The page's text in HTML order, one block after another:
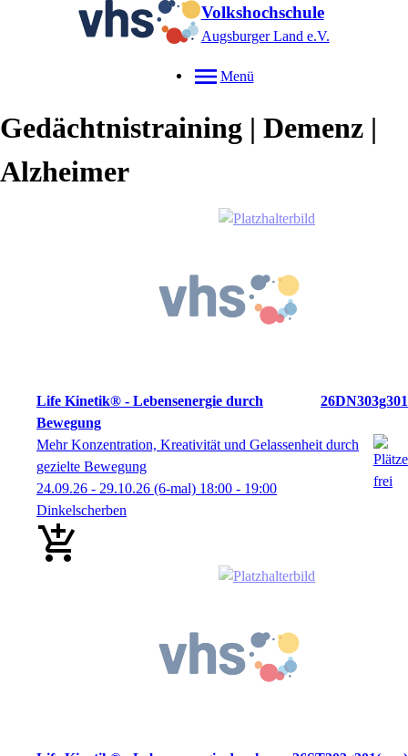
Volkshochschule
Augsburger Land e.V.
Menü
Gedächtnistraining | Demenz |
Alzheimer
Life Kinetik® - Lebensenergie durch
Bewegung
26DN303g301
Mehr Konzentration, Kreativität und Gelassenheit durch
gezielte Bewegung
24.09.26 - 29.10.26 (6-mal) 18:00 - 19:00
Dinkelscherben